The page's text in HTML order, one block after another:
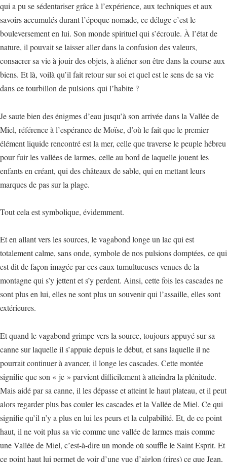
qui a pu se sédentariser grâce à l’expérience, aux techniques et aux
savoirs accumulés durant l’époque nomade, ce déluge c’est le
bouleversement en lui. Son monde spirituel qui s’écroule. À l’état de
nature, il pouvait se laisser aller dans la confusion des valeurs,
consacrer sa vie à jouir des objets, à aliéner son être dans la course aux
biens. Et là, voilà qu’il fait retour sur soi et quel est le sens de sa vie
dans ce tourbillon de pulsions qui l’habite ?
Je saute bien des énigmes d’eau jusqu’à son arrivée dans la Vallée de
Miel, référence à l’espérance de Moïse, d’où le fait que le premier
élément liquide rencontré est la mer, celle que traverse le peuple hébreu
pour fuir les vallées de larmes, celle au bord de laquelle jouent les
enfants en créant, qui des châteaux de sable, qui en mettant leurs
marques de pas sur la plage.
Tout cela est symbolique, évidemment.
Et en allant vers les sources, le vagabond longe un lac qui est
totalement calme, sans onde, symbole de nos pulsions domptées, ce qui
est dit de façon imagée par ces eaux tumultueuses venues de la
montagne qui s’y jettent et s’y perdent. Ainsi, cette fois les cascades ne
sont plus en lui, elles ne sont plus un souvenir qui l’assaille, elles sont
extérieures.
Et quand le vagabond grimpe vers la source, toujours appuyé sur sa
canne sur laquelle il s’appuie depuis le début, et sans laquelle il ne
pourrait continuer à avancer, il longe les cascades. Cette montée
signifie que son « je » parvient difficilement à atteindra la plénitude.
Mais aidé par sa canne, il les dépasse et atteint le haut plateau, et il peut
alors regarder plus bas couler les cascades et la Vallée de Miel. Ce qui
signifie qu’il n’y a plus en lui les peurs et la culpabilité. Et, de ce point
haut, il ne voit plus sa vie comme une vallée de larmes mais comme
une Vallée de Miel, c’est-à-dire un monde où souffle le Saint Esprit. Et
ce point haut lui permet de voir d’une vue d’aiglon (rires) ce que Jean,